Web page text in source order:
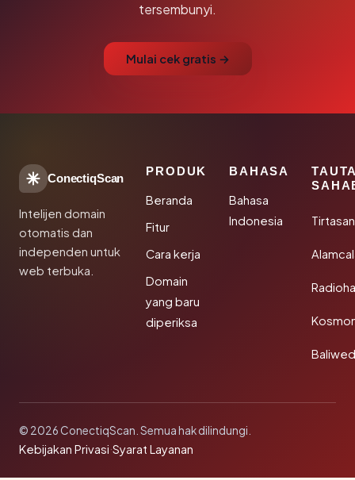
tersembunyi.
Mulai cek gratis →
ConectiqScan
Intelijen domain
otomatis dan
independen untuk
web terbuka.
PRODUK
Beranda
Fitur
Cara kerja
Domain
yang baru
diperiksa
BAHASA
Bahasa
Indonesia
© 2026 ConectiqScan. Semua hak dilindungi.
Kebijakan Privasi·Syarat Layanan